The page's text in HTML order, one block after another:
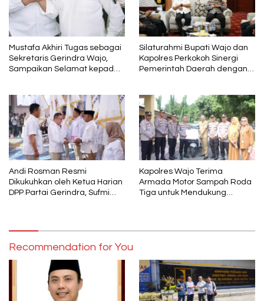
Mustafa Akhiri Tugas sebagai
Sekretaris Gerindra Wajo,
Sampaikan Selamat kepada
Silaturahmi Bupati Wajo dan
Kapolres Perkokoh Sinergi
Pemerintah Daerah dengan
Andi Rosman Resmi
Dikukuhkan oleh Ketua Harian
DPP Partai Gerindra, Sufmi
Kapolres Wajo Terima
Armada Motor Sampah Roda
Tiga untuk Mendukung
Recommendation for You